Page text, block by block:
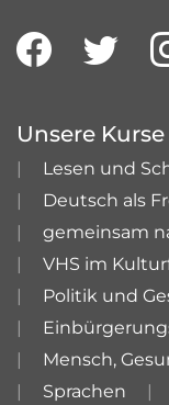
Unsere Kurse
Lesen und
Deutsch als
gemeinsam
VHS im
Politik und
Mensch,
Sprachen